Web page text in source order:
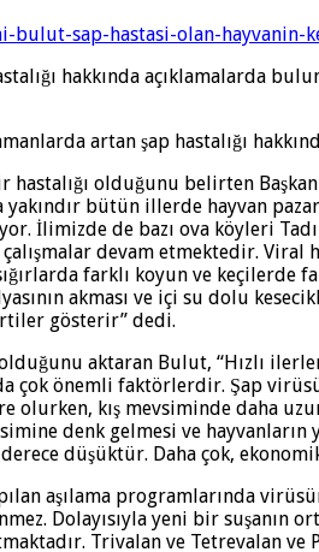
bulut-sap-hastasi-olan-
hakkında açıklamalarda
artan şap hastalığı
olduğunu belirten
bütün illerde hayvan
İlimizde de bazı ova köyleri
devam etmektedir.
farklı koyun ve keçilerde
akması ve içi su dolu
gösterir” dedi.
aktaran Bulut, “Hızlı
çok önemli faktörlerdir. Şap
olurken, kış mevsiminde daha
denk gelmesi ve
düşüktür. Daha çok,
aşılama programlarında
Dolayısıyla yeni bir
Trivalan ve Tetrevalan ve